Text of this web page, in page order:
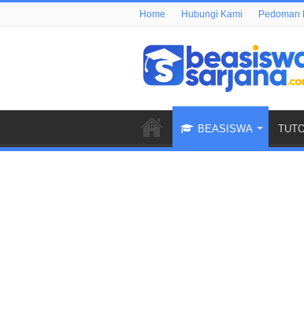
Home Hubungi Kami Pedoman
BEASISWA